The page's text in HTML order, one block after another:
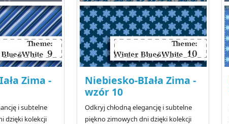
Zima -
i subtelne
dzięki kolekcji
Niebiesko-BIała Zima -
wzór 10
Odkryj chłodną elegancję i subtelne
piękno zimowych dni dzięki kolekcji